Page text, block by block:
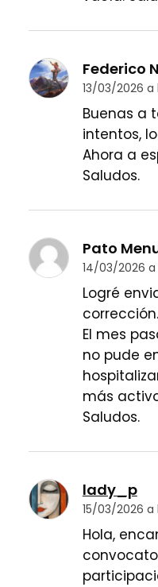
Federico
13/03/2026 a
Buenas a
intentos,
Ahora a
Saludos.
Pato
14/03/2026 a
Logré
corrección.
El mes
no pude
más
Saludos.
lady_p
15/03/2026 a
Hola,